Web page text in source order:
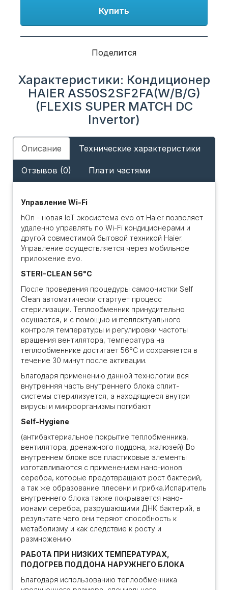
Купить
Поделится
Характеристики: Кондиционер
HAIER AS50S2SF2FA(W/B/G)
(FLEXIS SUPER MATCH DC
Invertor)
Описание Технические характеристики
Отзывов (0) Плати частями
Управление Wi-Fi
hOn - новая IoT экосистема evo от Haier позволяет
удаленно управлять по Wi-Fi кондиционерами и
другой совместимой бытовой техникой Haier.
Управление осуществляется через мобильное
приложение evo.
STERI-CLEAN 56°C
После проведения процедуры самоочистки Self
Clean автоматически стартует процесс
стерилизации. Теплообменник принудительно
осушается, и с помощью интеллектуального
контроля температуры и регулировки частоты
вращения вентилятора, температура на
теплообменнике достигает 56°С и сохраняется в
течение 30 минут после активации.
Благодаря применению данной технологии вся
внутренняя часть внутреннего блока сплит-
системы стерилизуется, а находящиеся внутри
вирусы и микроорганизмы погибают
Self-Hygiene
(антибактериальное покрытие теплобменника,
вентилятора, дренажного поддона, жалюзей) Во
внутреннем блоке все пластиковые элементы
изготавливаются с применением нано-ионов
серебра, которые предотвращают рост бактерий,
а так же образование плесени и грибка.Испаритель
внутреннего блока также покрывается нано-
ионами серебра, разрушающими ДНК бактерий, в
результате чего они теряют способность к
метаболизму и как следствие к росту и
размножению.
РАБОТА ПРИ НИЗКИХ ТЕМПЕРАТУРАХ,
ПОДОГРЕВ ПОДДОНА НАРУЖНЕГО БЛОКА
Благодаря использованию теплообменника